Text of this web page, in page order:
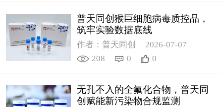
普天同创猴巨细胞病毒质控品，
筑牢实验数据底线
作者：普天同创
2026-07-07
208
0 0
无孔不入的全氟化合物，普天同
创赋能新污染物合规监测